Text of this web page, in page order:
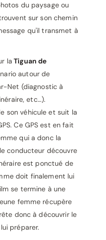
du paysage ou
sur son chemin
qu'il transmet à
la Tiguan de
autour de
Net (diagnostic à
etc…).
son véhicule et suit la
Ce GPS est en fait
qui a donc la
conducteur découvre
est ponctué de
doit finalement lui
se termine à une
femme récupère
donc à découvrir le
préparer.